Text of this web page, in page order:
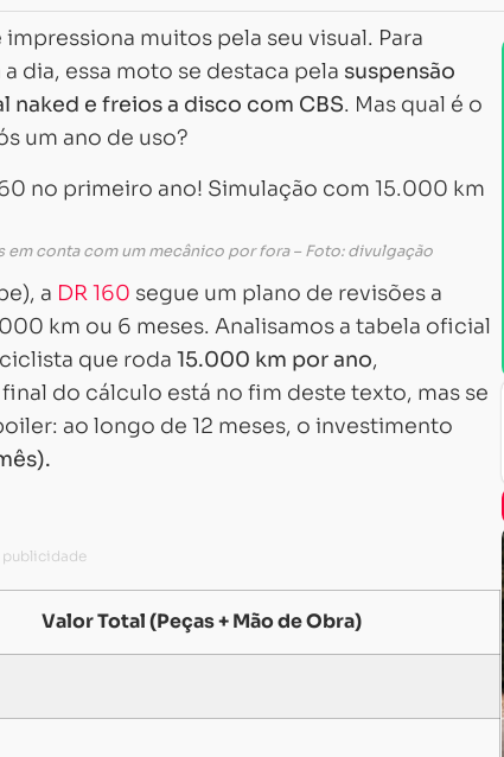
muitos pela seu visual. Para
dia, essa moto se destaca pela suspensão
e freios a disco com CBS. Mas qual é o
um ano de uso?
conta com um mecânico por fora – Foto: divulgação
a DR 160 segue um plano de revisões a
km ou 6 meses. Analisamos a tabela oficial
que roda 15.000 km por ano,
do cálculo está no fim deste texto, mas se
ao longo de 12 meses, o investimento
Valor Total (Peças + Mão de Obra)